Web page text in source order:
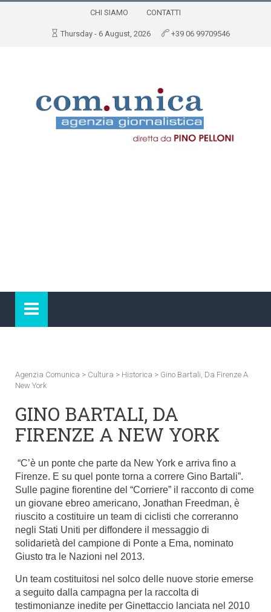
CHI SIAMO CONTATTI
Thursday - 6 August, 2026 +39 06 99709546
Agenzia Comunica > Cultura > Historica > Gino Bartali, Da Firenze A
New York
GINO BARTALI, DA
FIRENZE A NEW YORK
“C’è un ponte che parte da New York e arriva fino a
Firenze. E su quel ponte torna a correre Gino Bartali”.
Sulle pagine fiorentine del “Corriere” il racconto di come
un giovane ebreo americano, Jonathan Freedman, è
riuscito a costituire un team di ciclisti che correranno
negli Stati Uniti per diffondere il messaggio di
solidarietà del campione di Ponte a Ema, nominato
Giusto tra le Nazioni nel 2013.
Un team costituitosi nel solco delle nuove storie emerse
a seguito dalla campagna per la raccolta di
testimonianze inedite per Ginettaccio lanciata nel 2010